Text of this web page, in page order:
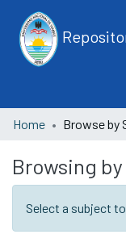
Home Browse by
Browsing
Select a subject